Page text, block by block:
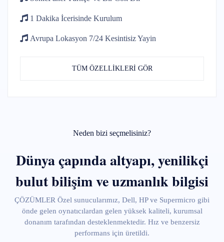
1 Dakika İcerisinde Kurulum
Avrupa Lokasyon 7/24 Kesintisiz Yayin
TÜM ÖZELLİKLERİ GÖR
Neden bizi seçmelisiniz?
Dünya çapında altyapı, yenilikçi
bulut bilişim ve uzmanlık bilgisi
ÇÖZÜMLER Özel sunucularımız, Dell, HP ve Supermicro gibi
önde gelen oynatıcılardan gelen yüksek kaliteli, kurumsal
donanım tarafından desteklenmektedir. Hız ve benzersiz
performans için üretildi.